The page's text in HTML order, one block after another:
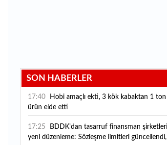
SON HABERLER
17:40
ürün elde etti
17:25
yeni düzenleme: Sözleşme limitleri güncellendi,